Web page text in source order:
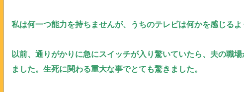
私は何一つ能力を持ちませんが、うちのテレビは何かを感じるよ
以前、通りがかりに急にスイッチが入り驚いていたら、夫の職
ました。生死に関わる重大な事でとても驚きました。